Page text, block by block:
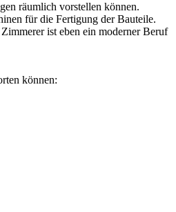
räumlich vorstellen können.
für die Fertigung der Bauteile.
ist eben ein moderner Beruf
können: